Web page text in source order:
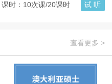
课时：10次课/20课时
试 听
查看更多 >